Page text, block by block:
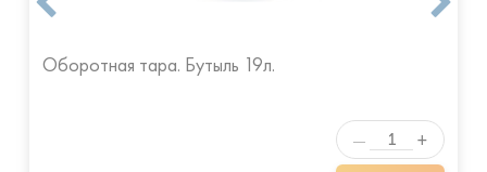
Оборотная тара. Бутыль 19л.
— +